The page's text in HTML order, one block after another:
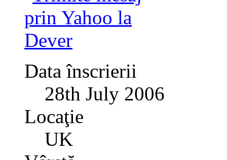
Data înscrierii
28th July 2006
Locaţie
UK